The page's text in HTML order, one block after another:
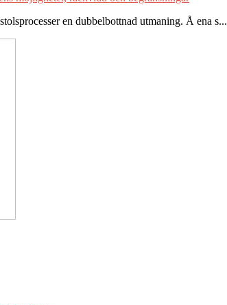
en dubbelbottnad utmaning. Å ena s...